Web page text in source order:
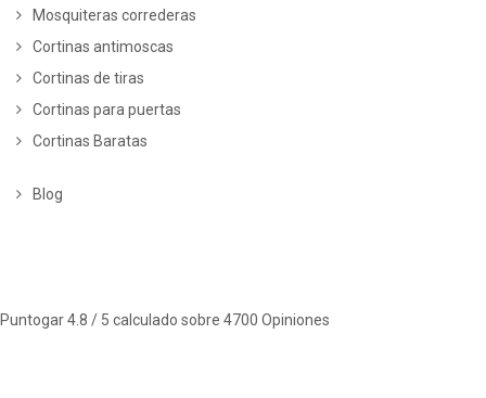
Mosquiteras correderas
Cortinas antimoscas
Cortinas de tiras
Cortinas para puertas
Cortinas Baratas
Blog
Puntogar4.8 / 5 calculado sobre 4700 Opiniones